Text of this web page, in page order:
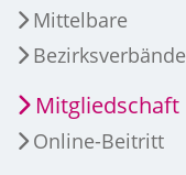
Mittelbare
Bezirksverbände
Mitgliedschaft
Online-Beitritt